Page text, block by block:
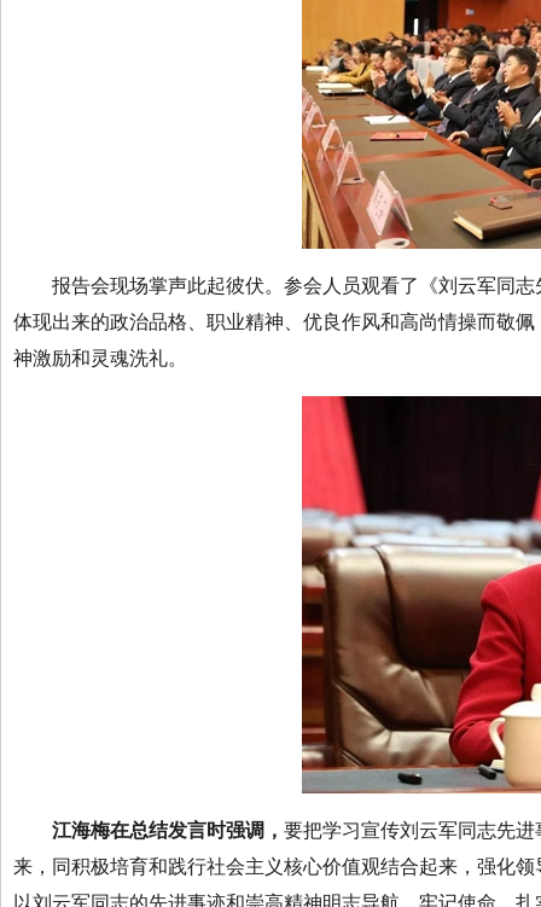
报告会现场掌声此起彼伏。参会人员观看了《刘云军同志
体现出来的政治品格、职业精神、优良作风和高尚情操而敬
神激励和灵魂洗礼。
江海梅在总结发言时强调， 要把学习宣传刘云军同志先
来，同积极培育和践行社会主义核心价值观结合起来，强化
以刘云军同志的先进事迹和崇高精神明志导航，牢记使命、